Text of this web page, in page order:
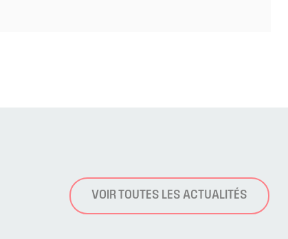
VOIR TOUTES LES ACTUALITÉS